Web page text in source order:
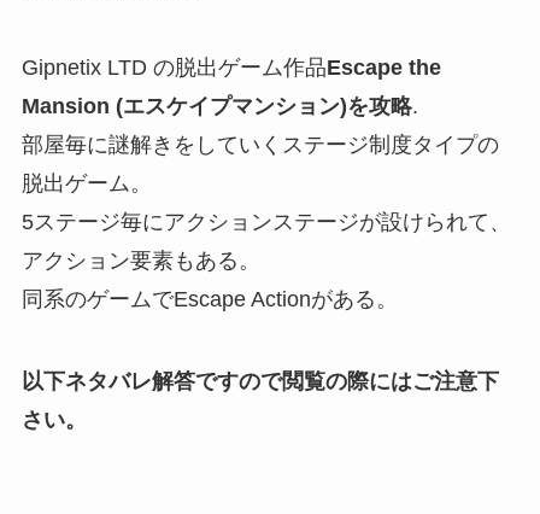
Gipnetix LTD の脱出ゲーム作品Escape the
Mansion (エスケイプマンション)を攻略.
部屋毎に謎解きをしていくステージ制度タイプの
脱出ゲーム。
5ステージ毎にアクションステージが設けられて、
アクション要素もある。
同系のゲームでEscape Actionがある。
以下ネタバレ解答ですので閲覧の際にはご注意下
さい。